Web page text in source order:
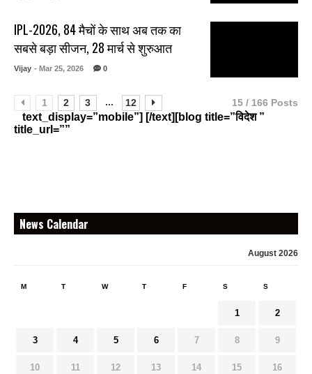
IPL-2026, 84 मैचों के साथ अब तक का
सबसे बड़ा सीजन, 28 मार्च से शुरुआत
Vijay - Mar 25, 2026 0
1 2 3 ... 12 15 / 166 Posts
text_display=”mobile”] [/text][blog title=”विदेश ”
title_url=””
News Calendar
August 2026
M T W T F S S
1 2
3 4 5 6 7 8 9
10 11 12 13 14 15 16